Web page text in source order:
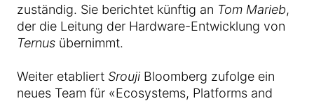
zuständig. Sie berichtet künftig an Tom Marieb,
der die Leitung der Hardware-Entwicklung von
Ternus übernimmt.
Weiter etabliert Srouji Bloomberg zufolge ein
neues Team für «Ecosystems, Platforms and